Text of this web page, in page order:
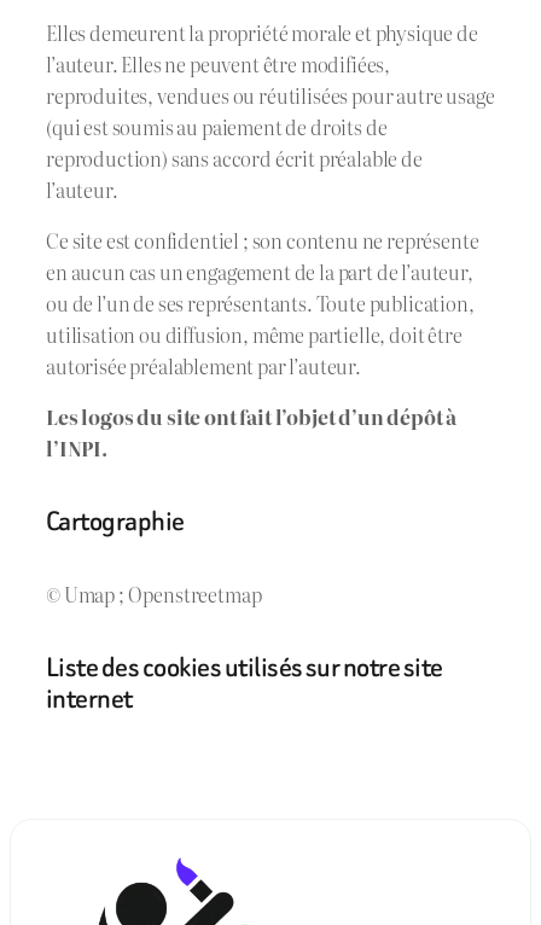
Elles demeurent la propriété morale et physique de
l’auteur. Elles ne peuvent être modifiées,
reproduites, vendues ou réutilisées pour autre usage
(qui est soumis au paiement de droits de
reproduction) sans accord écrit préalable de
l’auteur.
Ce site est confidentiel ; son contenu ne représente
en aucun cas un engagement de la part de l’auteur,
ou de l’un de ses représentants. Toute publication,
utilisation ou diffusion, même partielle, doit être
autorisée préalablement par l’auteur.
Les logos du site ont fait l’objet d’un dépôt à
l’INPI.
Cartographie
© Umap ; Openstreetmap
Liste des cookies utilisés sur notre site
internet